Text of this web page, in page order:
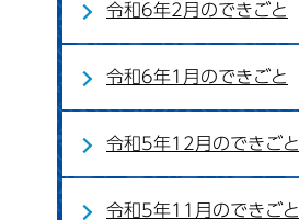
令和6年2月のできごと
令和6年1月のできごと
令和5年12月のできごと
令和5年11月のできごと